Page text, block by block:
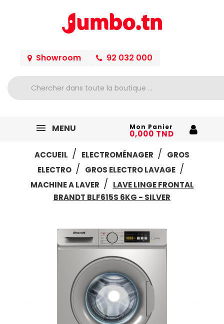
Showroom 92 032 000
MENU Mon Panier
0,000 TND
ACCUEIL
ELECTROMÉNAGER
GROS
ELECTRO
GROS ELECTRO LAVAGE
MACHINE A LAVER
LAVE LINGE FRONTAL
BRANDT BLF615S 6KG - SILVER